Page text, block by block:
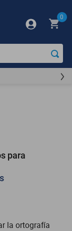
0
para
la ortografía